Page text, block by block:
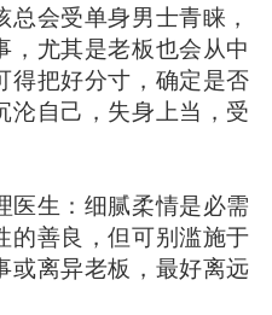
会受单身男士青睐，
，尤其是老板也会从中
得把好分寸，确定是否
沦自己，失身上当，受
医生：细腻柔情是必需
的善良，但可别滥施于
或离异老板，最好离远